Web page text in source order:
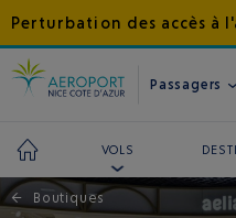
Perturbation des accès à
Passagers
VOLS
← Boutiques